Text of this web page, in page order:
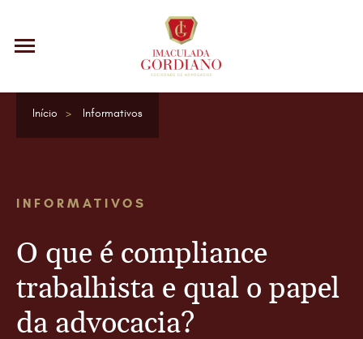
Início Informativos
INFORMATIVOS
O que é compliance
trabalhista e qual o papel
da advocacia?